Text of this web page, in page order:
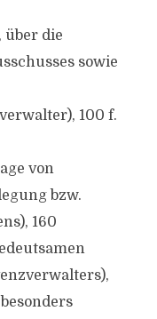
über die
sowie
100 f.
von
bzw.
160